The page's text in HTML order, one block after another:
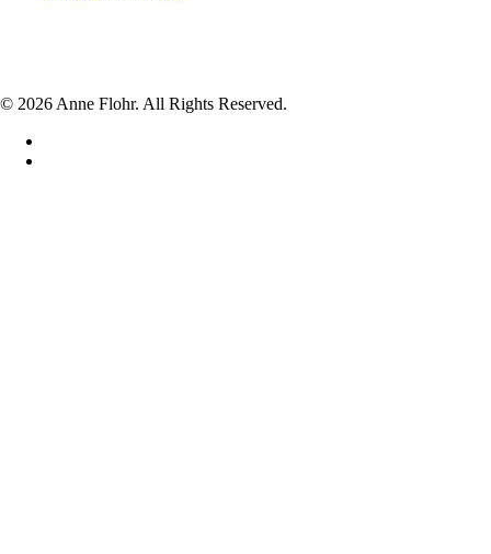
© 2026 Anne Flohr. All Rights Reserved.